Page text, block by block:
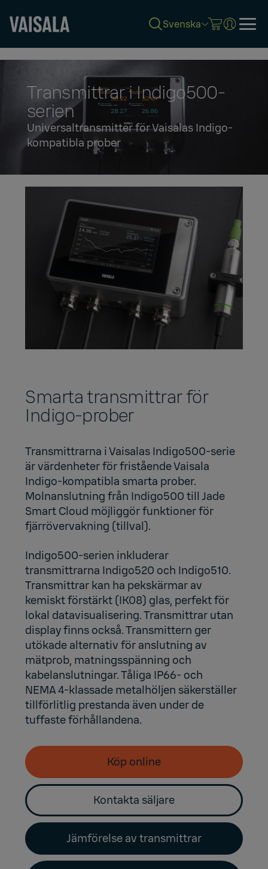
content
Svenska
Transmittrar i Indigo500-
serien
Universaltransmitter för Vaisalas Indigo-
kompatibla prober
Smarta transmittrar för
Indigo-prober
Transmittrarna i Vaisalas Indigo500-serie
är värdenheter för fristående Vaisala
Indigo-kompatibla smarta prober.
Molnanslutning från Indigo500 tillJade
Smart Cloud möjliggör funktioner för
fjärrövervakning (tillval).
Indigo500-serien inkluderar
transmittrarna Indigo520 och Indigo510.
Transmittrar kan ha pekskärmar av
kemiskt förstärkt (IK08) glas, perfekt för
lokal datavisualisering. Transmittrar utan
display finns också. Transmittern ger
utökade alternativ för anslutning av
mätprob, matningsspänning och
kabelanslutningar. Tåliga IP66- och
NEMA 4-klassade metalhöljen säkerställer
tillförlitlig prestanda även under de
tuffaste förhållandena.
Köp online
Kontakta säljare
Jämförelse av transmittrar